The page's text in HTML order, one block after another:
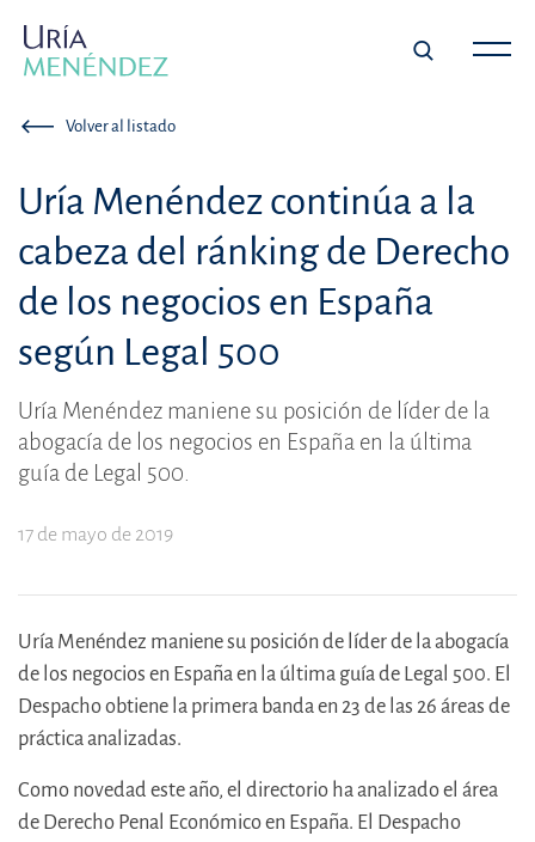
Volver al listado
Uría Menéndez continúa a la
cabeza del ránking de Derecho
de los negocios en España
según Legal 500
Uría Menéndez maniene su posición de líder de la
abogacía de los negocios en España en la última
guía de Legal 500.
17 de mayo de 2019
Uría Menéndez maniene su posición de líder de la abogacía
de los negocios en España en la última guía de Legal 500. El
Despacho obtiene la primera banda en 23 de las 26 áreas de
práctica analizadas.
Como novedad este año, el directorio ha analizado el área
de Derecho Penal Económico en España. El Despacho